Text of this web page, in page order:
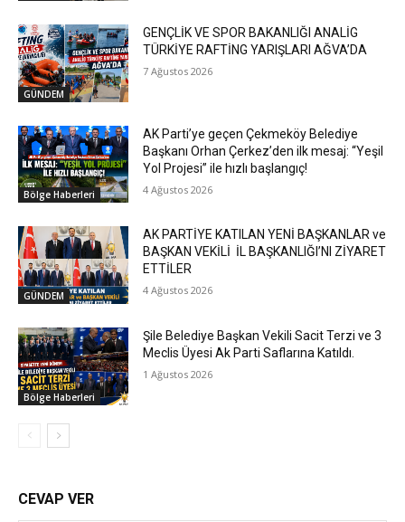
GÜNDEM
GENÇLİK VE SPOR BAKANLIĞI ANALİG
TÜRKİYE RAFTİNG YARIŞLARI AĞVA’DA
7 Ağustos 2026
Bölge Haberleri
AK Parti’ye geçen Çekmeköy Belediye
Başkanı Orhan Çerkez’den ilk mesaj: “Yeşil
Yol Projesi” ile hızlı başlangıç!
4 Ağustos 2026
GÜNDEM
AK PARTİYE KATILAN YENİ BAŞKANLAR ve
BAŞKAN VEKİLİ İL BAŞKANLIĞI’NI ZİYARET
ETTİLER
4 Ağustos 2026
Bölge Haberleri
Şile Belediye Başkan Vekili Sacit Terzi ve 3
Meclis Üyesi Ak Parti Saflarına Katıldı.
1 Ağustos 2026
CEVAP VER